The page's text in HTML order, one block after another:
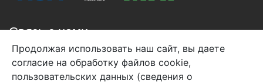
Связь с нами
+7 (495) 933-38-08
info@arben-textile.ru- оптовые продажи
Продолжая использовать наш сайт, вы даете
согласие на обработку файлов cookie,
пользовательских данных (сведения о